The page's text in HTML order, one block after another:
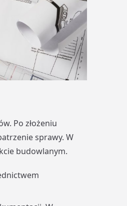
Po złożeniu
sprawy. W
budowlanym.